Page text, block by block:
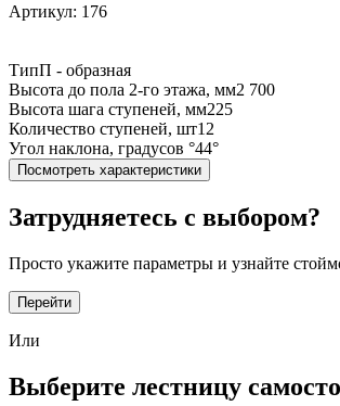
Артикул: 176
ТипП - образная
Высота до пола 2-го этажа, мм2 700
Высота шага ступеней, мм225
Количество ступеней, шт12
Угол наклона, градусов °44°
Посмотреть характеристики
Затрудняетесь с выбором?
Просто укажите параметры и узнайте
Перейти
Или
Выберите лестницу